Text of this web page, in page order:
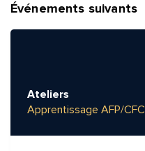
Événements suivants
Ateliers
Apprentissage AFP/CFC